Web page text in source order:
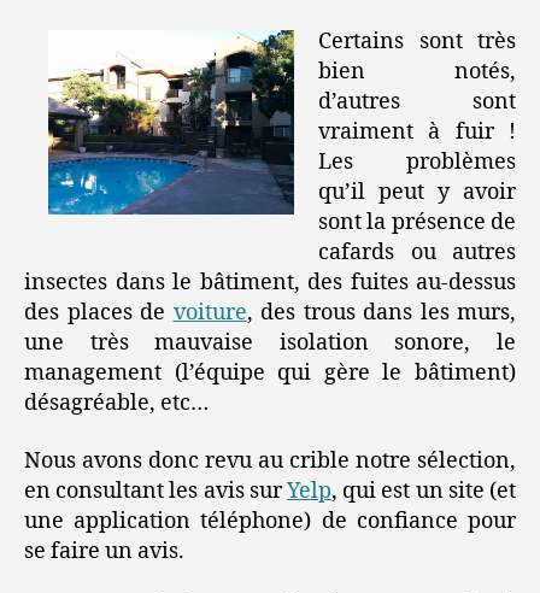
Certains sont très
bien notés,
d’autres sont
vraiment à fuir !
Les problèmes
qu’il peut y avoir
sont la présence de
cafards ou autres
insectes dans le bâtiment, des fuites au-dessus
des places de voiture, des trous dans les murs,
une très mauvaise isolation sonore, le
management (l’équipe qui gère le bâtiment)
désagréable, etc…
Nous avons donc revu au crible notre sélection,
en consultant les avis surYelp, qui est un site (et
une application téléphone) de confiance pour
se faire un avis.